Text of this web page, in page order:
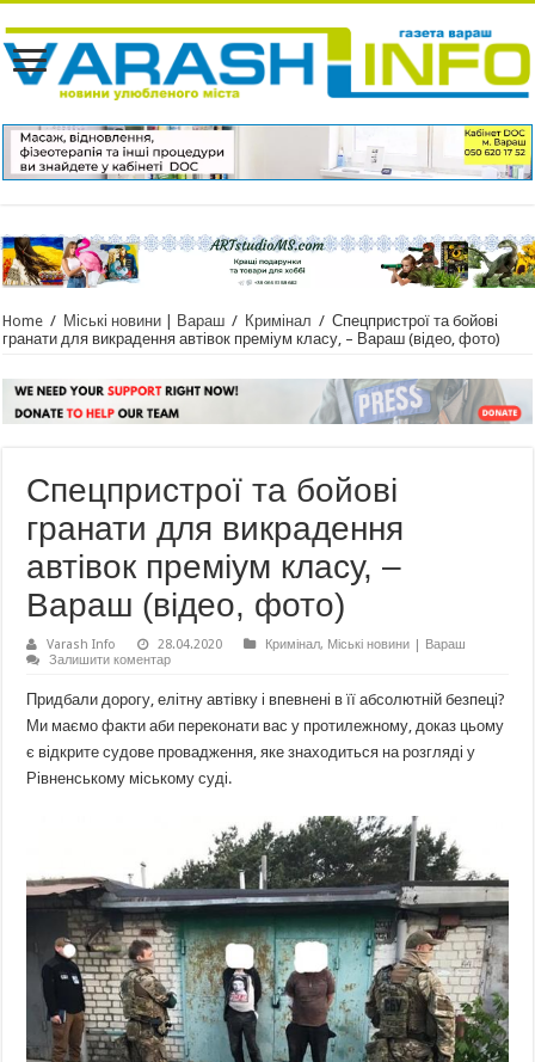
Home / Міські новини | Вараш / Кримінал / Спецпристрої та бойові
гранати для викрадення автівок преміум класу, – Вараш (відео, фото)
Спецпристрої та бойові
гранати для викрадення
автівок преміум класу, –
Вараш (відео, фото)
Varash Info 28.04.2020 Кримінал, Міські новини | Вараш
Залишити коментар
Придбали дорогу, елітну автівку і впевнені в її абсолютній безпеці?
Ми маємо факти аби переконати вас у протилежному, доказ цьому
є відкрите судове провадження, яке знаходиться на розгляді у
Рівненському міському суді.